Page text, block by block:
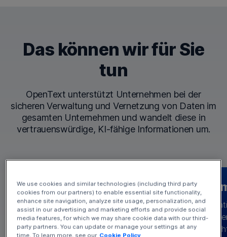
Das können wir für Sie
tun
OpenText unterstützt Unternehmen bei der
sicheren Verwaltung und Vernetzung von Daten im
gesamten Unternehmen und wandelt diese in
vertrauenswürdige, KI-fähige Informationen um.
Machen Sie sich
bereit für KI
Mit unseren Technologien und
Dienstleistungen unterstützen wir
Indem wir die richtigen Daten aus
KI
– in den
We use cookies and similar technologies (including third party
cookies from our partners) to enable essential site functionality,
enhance site navigation, analyze site usage, personalization, and
assist in our advertising and marketing efforts and provide social
media features, for which we may share cookie data with our third-
party partners. You can update or manage your settings at any
time. To learn more, see our Cookie Policy